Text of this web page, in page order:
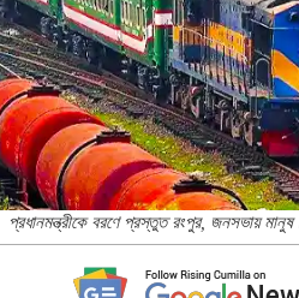
প্রধানমন্ত্রীকে বরণে প্রস্তুত রংপুর, জনসভায়